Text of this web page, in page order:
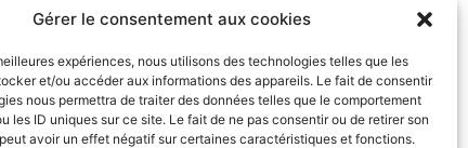
Gérer le consentement aux cookies
expériences, nous utilisons des technologies telles que les
et/ou accéder aux informations des appareils. Le fait de consentir
nous permettra de traiter des données telles que le comportement
les ID uniques sur ce site. Le fait de ne pas consentir ou de retirer son
avoir un effet négatif sur certaines caractéristiques et fonctions.